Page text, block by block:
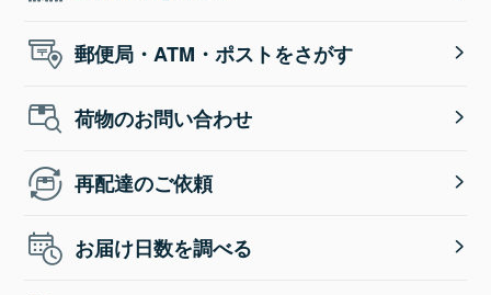
郵便局・ATM・ポストをさがす
荷物のお問い合わせ
再配達のご依頼
お届け日数を調べる